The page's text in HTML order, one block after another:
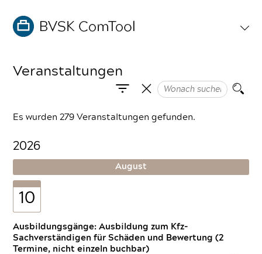
Veranstaltungen
Es wurden 279 Veranstaltungen gefunden.
2026
August
10
Ausbildungsgänge: Ausbildung zum Kfz-
Sachverständigen für Schäden und Bewertung (2
Termine, nicht einzeln buchbar)